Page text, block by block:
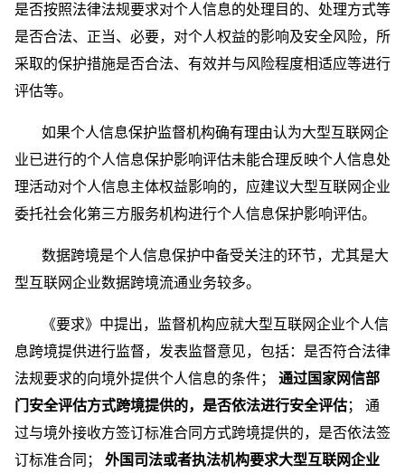
是否按照法律法规要求对个人信息的处理目的、处理方式等
是否合法、正当、必要，对个人权益的影响及安全风险，所
采取的保护措施是否合法、有效并与风险程度相适应等进行
评估等。
如果个人信息保护监督机构确有理由认为大型互联网企
业已进行的个人信息保护影响评估未能合理反映个人信息处
理活动对个人信息主体权益影响的，应建议大型互联网企业
委托社会化第三方服务机构进行个人信息保护影响评估。
数据跨境是个人信息保护中备受关注的环节，尤其是大
型互联网企业数据跨境流通业务较多。
《要求》中提出，监督机构应就大型互联网企业个人信
息跨境提供进行监督，发表监督意见，包括：是否符合法律
法规要求的向境外提供个人信息的条件； 通过国家网信部
门安全评估方式跨境提供的，是否依法进行安全评估； 通
过与境外接收方签订标准合同方式跨境提供的，是否依法签
订标准合同； 外国司法或者执法机构要求大型互联网企业